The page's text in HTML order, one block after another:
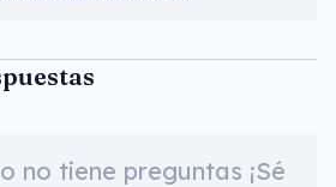
no tiene preguntas ¡Sé